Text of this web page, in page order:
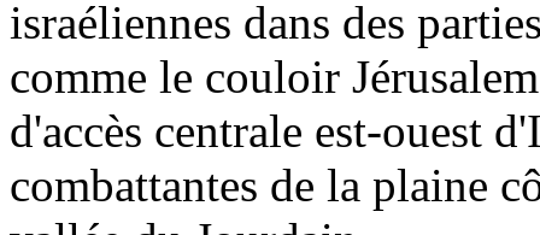
israéliennes dans des
comme le couloir
d'accès centrale est-ouest
combattantes de la plaine